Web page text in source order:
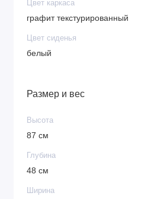
Цвет каркаса
графит текстурированный
Цвет сиденья
белый
Размер и вес
Высота
87 см
Глубина
48 см
Ширина